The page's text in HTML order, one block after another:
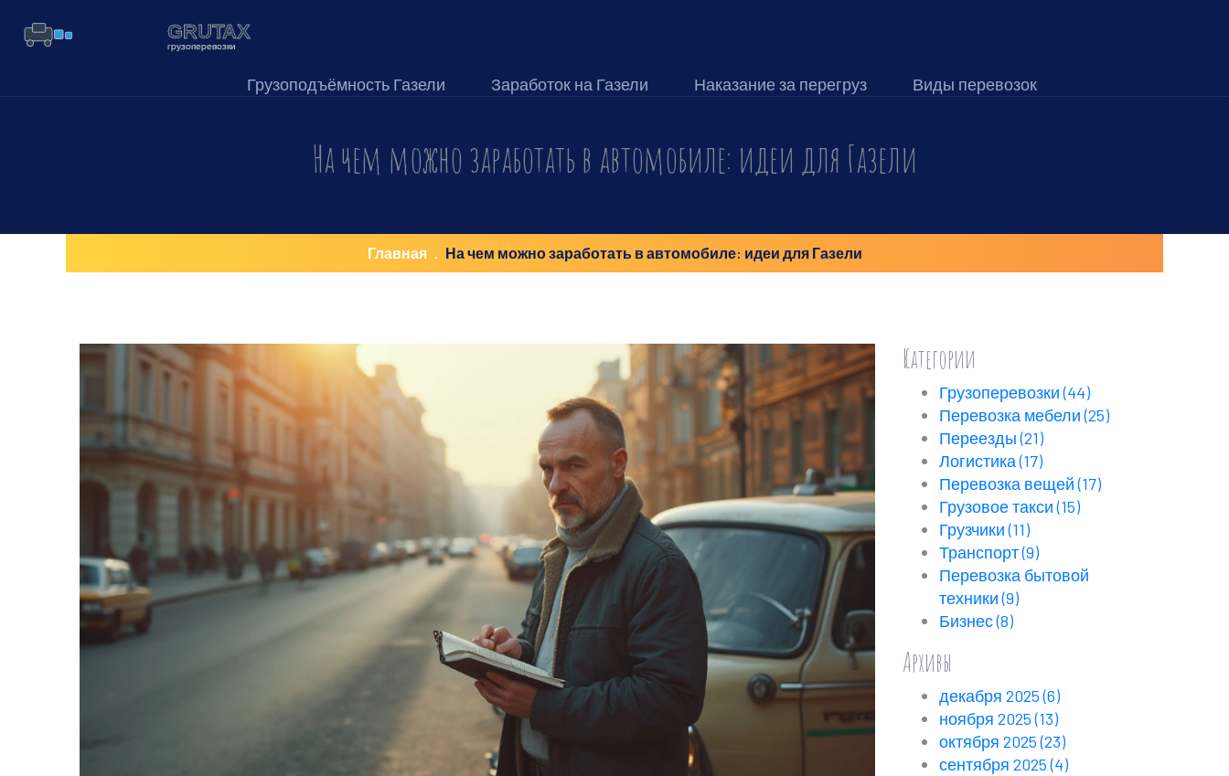
Грузоподъёмность Газели Заработок на Газели Наказание за перегруз Виды перевозок
На чем можно заработать в автомобиле: идеи для Газели
Главная На чем можно заработать в автомобиле: идеи для Газели
Категории
Грузоперевозки(44)
Перевозка мебели(25)
Переезды(21)
Логистика(17)
Перевозка вещей(17)
Грузовое такси(15)
Грузчики(11)
Транспорт(9)
Перевозка бытовой
техники(9)
Бизнес(8)
Архивы
декабря 2025(6)
ноября 2025(13)
октября 2025(23)
сентября 2025(4)